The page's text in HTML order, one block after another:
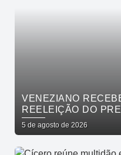
VENEZIANO
REELEIÇÃO DO
VEREADORES DE
5 de agosto de 2026